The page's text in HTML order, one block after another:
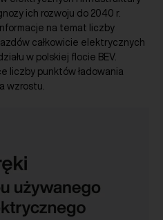
ich rozwoju do 2040 r.
na temat liczby
całkowicie elektrycznych
w polskiej flocie BEV.
liczby punktów ładowania
wzrostu.